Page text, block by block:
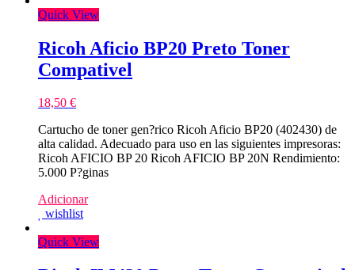
Quick View
Ricoh Aficio BP20 Preto Toner
Compativel
18,50 €
Cartucho de toner gen?rico Ricoh Aficio BP20 (402430) de
alta calidad. Adecuado para uso en las siguientes impresoras:
Ricoh AFICIO BP 20 Ricoh AFICIO BP 20N Rendimiento:
5.000 P?ginas
Adicionar
wishlist
Quick View